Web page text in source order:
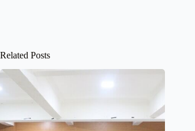
Related Posts